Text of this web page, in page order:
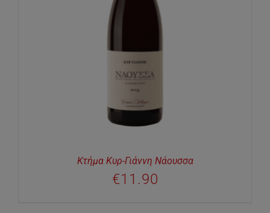
Κτήμα Κυρ-Γιάννη Νάουσσα
€11.90